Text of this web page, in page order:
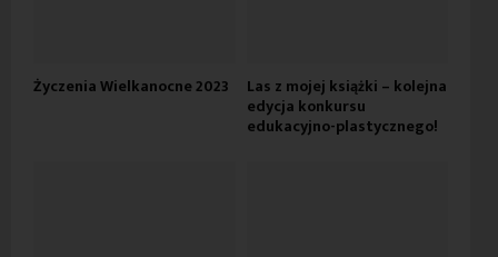
Życzenia Wielkanocne 2023 Las z mojej książki – kolejna
edycja konkursu
edukacyjno-plastycznego!